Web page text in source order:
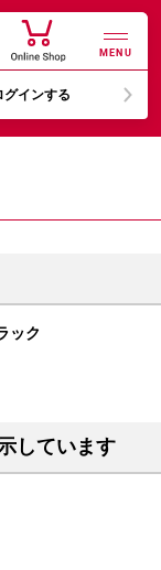
MENU
グインする
ック
しています